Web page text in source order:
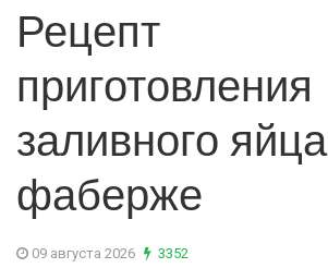
Рецепт
приготовления
заливного яйца
фаберже
09 августа 2026 3352